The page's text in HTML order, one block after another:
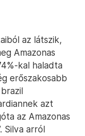
az látszik,
Amazonas
kal haladta
erőszakosabb
azt
az Amazonas
Silva arról